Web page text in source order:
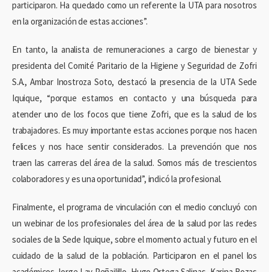
participaron. Ha quedado como un referente la UTA para nosotros
en la organización de estas acciones”.
En tanto, la analista de remuneraciones a cargo de bienestar y
presidenta del Comité Paritario de la Higiene y Seguridad de Zofri
S.A., Ambar Inostroza Soto, destacó la presencia de la UTA Sede
Iquique, “porque estamos en contacto y una búsqueda para
atender uno de los focos que tiene Zofri, que es la salud de los
trabajadores. Es muy importante estas acciones porque nos hacen
felices y nos hace sentir considerados. La prevención que nos
traen las carreras del área de la salud. Somos más de trescientos
colaboradores y es una oportunidad”, indicó la profesional.
Finalmente, el programa de vinculación con el medio concluyó con
un webinar de los profesionales del área de la salud por las redes
sociales de la Sede Iquique, sobre el momento actual y futuro en el
cuidado de la salud de la población. Participaron en el panel los